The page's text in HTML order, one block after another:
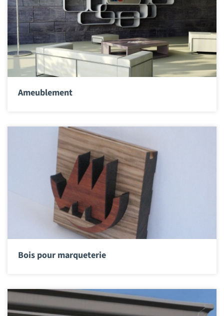
Ameublement
Bois pour marqueterie